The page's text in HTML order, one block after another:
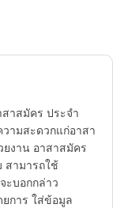
าสมัคร ประจำ
ามสะดวกแก่อาสา
งาน อาสาสมัคร
สามารถใช้
ะบอกกล่าว
การ ใส่ข้อมูล